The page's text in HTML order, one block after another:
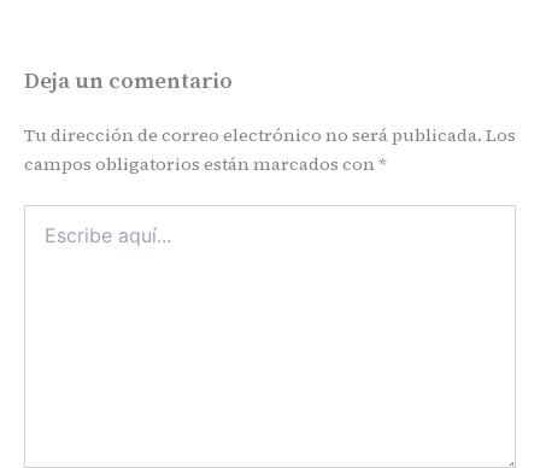
Deja un comentario
Tu dirección de correo electrónico no será publicada. Los
campos obligatorios están marcados con *
aquí...